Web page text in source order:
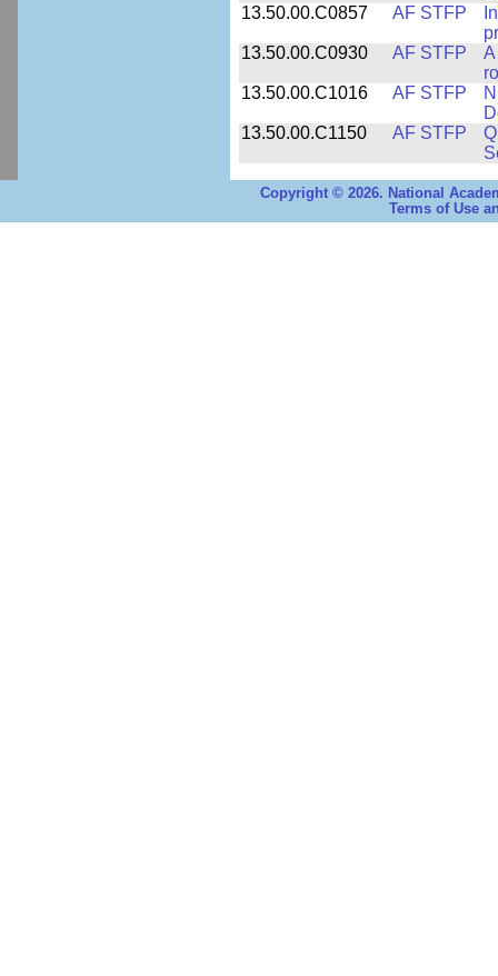
13.50.00.C0857
AF STFP
13.50.00.C0930
AF STFP
13.50.00.C1016
AF STFP
13.50.00.C1150
AF STFP
Copyright © 2026. National
Terms of Use